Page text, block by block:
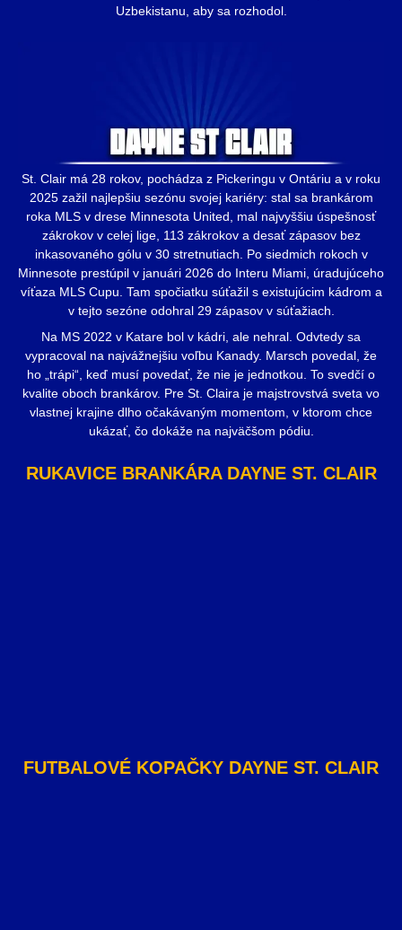
Uzbekistanu, aby sa rozhodol.
St. Clair má 28 rokov, pochádza z Pickeringu v Ontáriu a v roku
2025 zažil najlepšiu sezónu svojej kariéry: stal sa brankárom
roka MLS v drese Minnesota United, mal najvyššiu úspešnosť
zákrokov v celej lige, 113 zákrokov a desať zápasov bez
inkasovaného gólu v 30 stretnutiach. Po siedmich rokoch v
Minnesote prestúpil v januári 2026 do Interu Miami, úradujúceho
víťaza MLS Cupu. Tam spočiatku súťažil s existujúcim kádrom a
v tejto sezóne odohral 29 zápasov v súťažiach.
Na MS 2022 v Katare bol v kádri, ale nehral. Odvtedy sa
vypracoval na najvážnejšiu voľbu Kanady. Marsch povedal, že
ho „trápi“, keď musí povedať, že nie je jednotkou. To svedčí o
kvalite oboch brankárov. Pre St. Claira je majstrovstvá sveta vo
vlastnej krajine dlho očakávaným momentom, v ktorom chce
ukázať, čo dokáže na najväčšom pódiu.
RUKAVICE BRANKÁRA DAYNE ST. CLAIR
FUTBALOVÉ KOPAČKY DAYNE ST. CLAIR